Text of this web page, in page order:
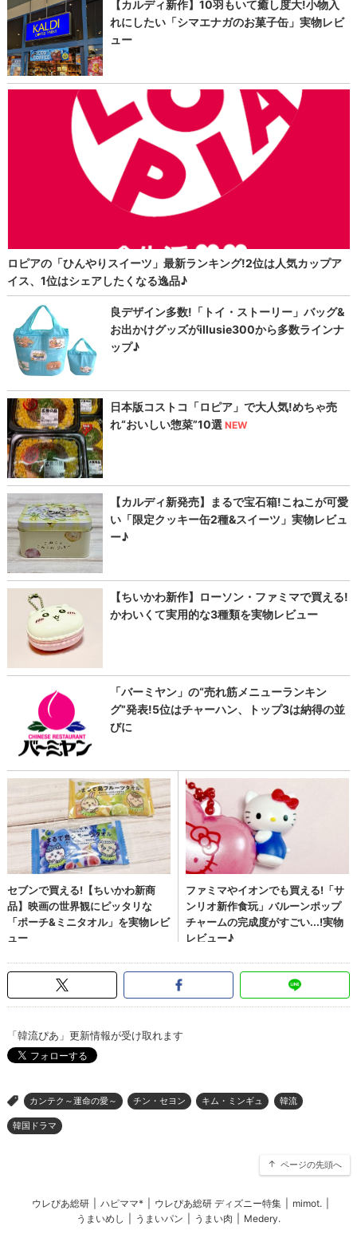
「韓流ぴあ」更新情報が受け取れます
> カンテク～運命の愛～ チン・セヨン キム・ミンギュ 韓流
韓国ドラマ
ページの先頭へ
ウレぴあ総研 ハピママ* ウレぴあ総研 ディズニー特集 mimot.
うまいめし
うまいパン うまい肉 Medery.